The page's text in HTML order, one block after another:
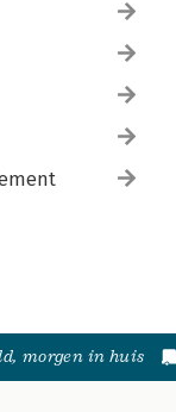
morgen in huis